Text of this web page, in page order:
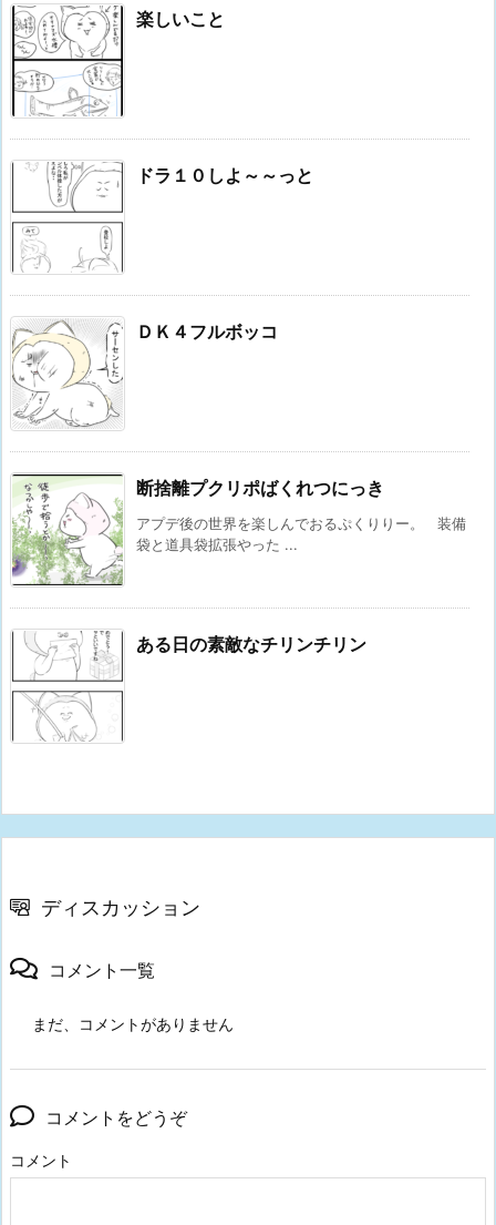
楽しいこと
ドラ１０しよ～～っと
ＤＫ４フルボッコ
断捨離プクリポばくれつにっき
アプデ後の世界を楽しんでおるぷくりりー。 装備
袋と道具袋拡張やった ...
ある日の素敵なチリンチリン
ディスカッション
コメント一覧
まだ、コメントがありません
コメントをどうぞ
コメント